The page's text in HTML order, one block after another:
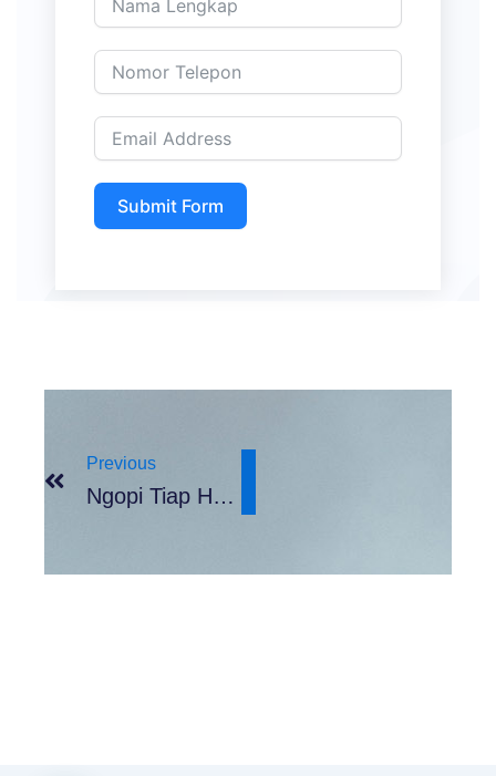
Submit Form
Previous
Ngopi Tiap Hari Vs Investasi Masa Depan: Pilih Yang Mana?